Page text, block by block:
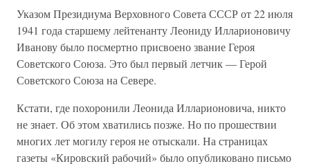
Указом Президиума Верховного Совета СССР от 22 июля
1941 года старшему лейтенанту Леониду Илларионовичу
Иванову было посмертно присвоено звание Героя
Советского Союза. Это был первый летчик — Герой
Советского Союза на Севере.
Кстати, где похоронили Леонида Илларионовича, никто
не знает. Об этом хватились позже. Но по прошествии
многих лет могилу героя не отыскали. На страницах
газеты «Кировский рабочий» было опубликовано письмо